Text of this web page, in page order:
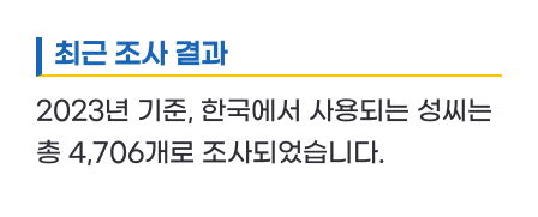
최근 조사 결과
2023년 기준, 한국에서 사용되는 성씨는
총 4,706개로 조사되었습니다.